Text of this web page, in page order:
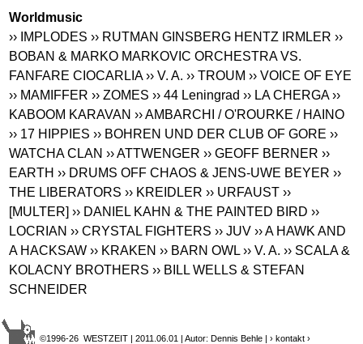
Worldmusic
›› IMPLODES ›› RUTMAN GINSBERG HENTZ IRMLER ››
BOBAN & MARKO MARKOVIC ORCHESTRA VS.
FANFARE CIOCARLIA ›› V. A. ›› TROUM ›› VOICE OF EYE
›› MAMIFFER ›› ZOMES ›› 44 Leningrad ›› LA CHERGA ››
KABOOM KARAVAN ›› AMBARCHI / O'ROURKE / HAINO
›› 17 HIPPIES ›› BOHREN UND DER CLUB OF GORE ››
WATCHA CLAN ›› ATTWENGER ›› GEOFF BERNER ››
EARTH ›› DRUMS OFF CHAOS & JENS-UWE BEYER ››
THE LIBERATORS ›› KREIDLER ›› URFAUST ››
[MULTER] ›› DANIEL KAHN & THE PAINTED BIRD ››
LOCRIAN ›› CRYSTAL FIGHTERS ›› JUV ›› A HAWK AND
A HACKSAW ›› KRAKEN ›› BARN OWL ›› V. A. ›› SCALA &
KOLACNY BROTHERS ›› BILL WELLS & STEFAN
SCHNEIDER
©1996-26 WESTZEIT | 2011.06.01 | Autor: Dennis Behle |› kontakt ›